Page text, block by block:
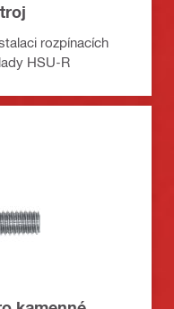
rozpínacích
HSU-R